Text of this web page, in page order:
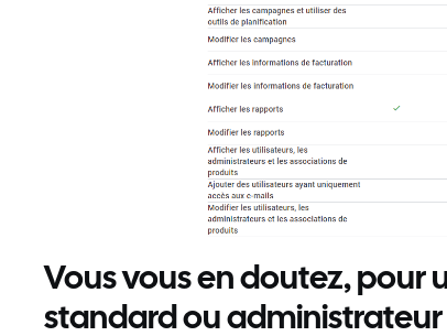
Vous vous en doutez, pour
standard ouadministrateur